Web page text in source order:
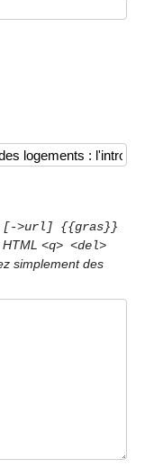
[->url] {{gras}}
<q> <del>
simplement des